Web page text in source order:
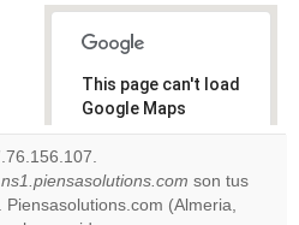
This page can't load
Google Maps
correctly.
Do you
own this
OK
ns1.piensasolutions.com son tus
(Almeria,